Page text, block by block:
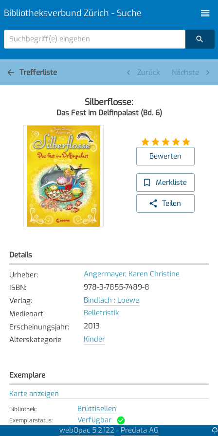
Bibliotheksverbund Zürich - Suche
Suchbegriff(e) eingeben
Trefferliste Zurück Nächste
Silberflosse:
Das Fest im Delfinpalast (Bd. 6)
Bewerten
Merkliste
Teilen
Details
Urheber:
Angermayer, Karen Christine
ISBN:
978-3-7855-7489-8
Verlag:
Bindlach : Loewe
Medienart:
Belletristik
Erscheinungsjahr:
2013
Alterskategorie: Kinder
Exemplare
Karte anzeigen
Bibliothek: Brüttisellen
Exemplarstatus: Verfügbar
webOpac 5.2.122 - Predata AG